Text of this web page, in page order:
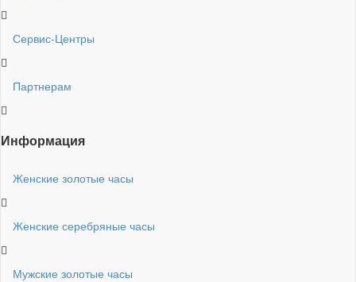
Сервис-Центры
Партнерам
Информация
Женские золотые часы
Женские серебряные часы
Мужские золотые часы